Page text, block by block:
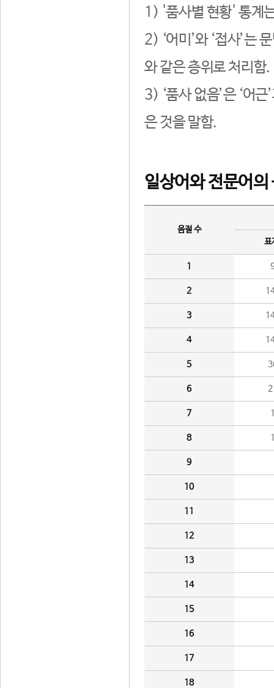
1) '품사별 현황' 통계
2) ‘어미’와 ‘접사’는
와 같은 층위로 처리함.
3) ‘품사 없음’은 ‘어
은 것을 말함.
일상어와 전문어의
음절 수
표
1
2
3
4
5
6
7
8
9
10
11
12
13
14
15
16
17
18